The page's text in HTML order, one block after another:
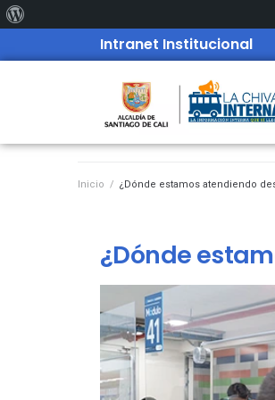
Intranet Institucional
Inicio / ¿Dónde estamos atendiendo
¿Dónde